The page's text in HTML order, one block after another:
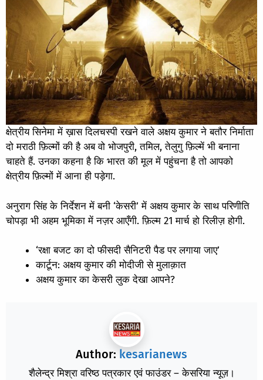
क्षेत्रीय सिनेमा में ख़ास दिलचस्पी रखने वाले अक्षय कुमार ने बतौर निर्माता
दो मराठी फ़िल्मों की है अब वो भोजपुरी, तमिल, तेलुगु फ़िल्में भी बनाना
चाहते हैं. उनका कहना है कि भारत की मूल में पहुंचना है तो आपको
क्षेत्रीय फ़िल्मों में आना ही पड़ेगा.
अनुराग सिंह के निर्देशन में बनी ‘केसरी’ में अक्षय कुमार के साथ परिणीति
चोपड़ा भी अहम भूमिका में नज़र आएँगी. फ़िल्म 21 मार्च हो रिलीज़ होगी.
‘रक्षा बजट का दो फीसदी सैनिटरी पैड पर लगाया जाए’
कार्टून: अक्षय कुमार की मोदीजी से मुलाक़ात
अक्षय कुमार का केसरी लुक देखा आपने?
Author: kesarianews
शैलेन्द्र मिश्रा वरिष्ठ पत्रकार एवं फाउंडर – केसरिया न्यूज़।